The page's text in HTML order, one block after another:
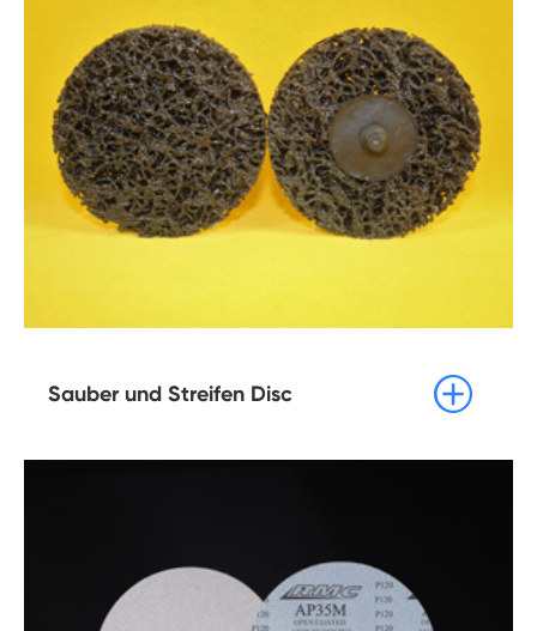
Sauber und Streifen Disc 